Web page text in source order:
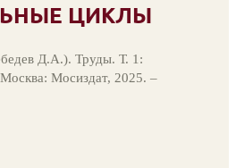
ЦИКЛЫ
Д.А.). Труды. Т. 1:
Мосиздат, 2025. –